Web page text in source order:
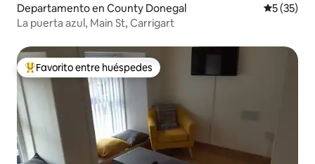
Departamento en County Donegal
5 (35)
La puerta azul, Main St, Carrigart
De los mejores en Favorito entre huéspedes
Favorito entre huéspedes